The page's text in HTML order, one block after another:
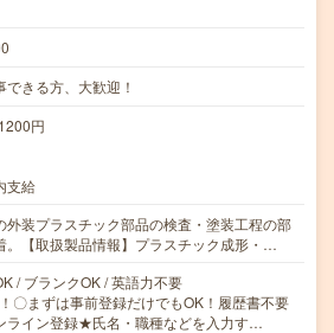
きる方、大歓迎！
円
支給
外装プラスチック部品の検査・塗装工程の部
。【取扱製品情報】プラスチック成形・…
/ ブランクOK / 英語力不要
〇まずは事前登録だけでもOK！履歴書不要
ライン登録★氏名・職種などを入力す…